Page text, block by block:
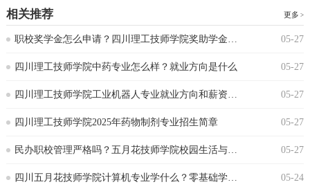
相关推荐 更多
‌职校奖学金怎么申请？四川理工技师学院奖助学金政策 05-27
‌四川理工技师学院中药专业怎么样？就业方向是什么 05-27
四川理工技师学院工业机器人专业就业方向和薪资水平 05-27
四川理工技师学院2025年药物制剂专业招生简章 05-27
‌民办职校管理严格吗？五月花技师学院校园生活与纪律要求‌ 05-27
‌四川五月花技师学院计算机专业学什么？零基础学生能跟上吗 05-24